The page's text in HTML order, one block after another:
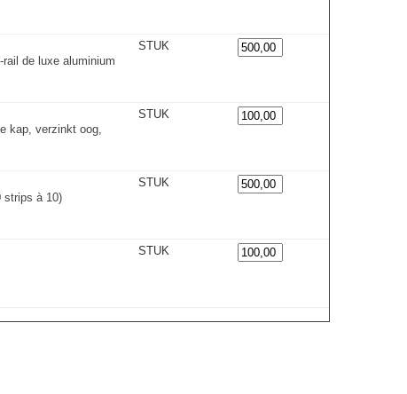
de luxe aluminium
STUK
kap, verzinkt oog,
STUK
strips à 10)
STUK
STUK